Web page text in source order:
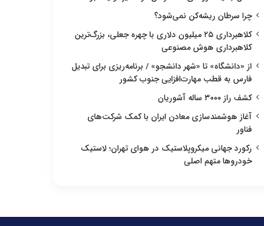
چرا سرطان ریشه‌کن نمی‌شود؟
کلاهبرداری ۲۵ میلیون دلاری با چهره جعلی، بزرگ‌ترین
کلاهبرداری هوش مصنوعی
از «دانشگاه» تا «شهر دانشجو» / برنامه‌ریزی برای تبدیل
فارس به قطب مهارت‌افزایی جنوب کشور
کشف راز ۳۰۰۰ ساله آشوریان
آغاز هوشمندسازی معادن ایران با کمک شرکت‌های
فناور
رکورد جهانی میکروپلاستیک در هوای تهران؛ لاستیک
خودروها متهم اصلی